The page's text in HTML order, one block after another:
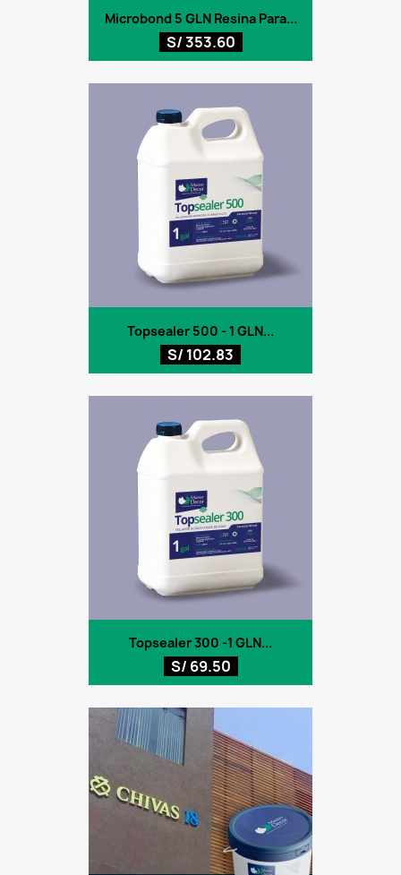
Microbond 5 GLN Resina Para...
S/ 353.60
Topsealer 500 - 1 GLN...
S/ 102.83
Topsealer 300 -1 GLN...
S/ 69.50